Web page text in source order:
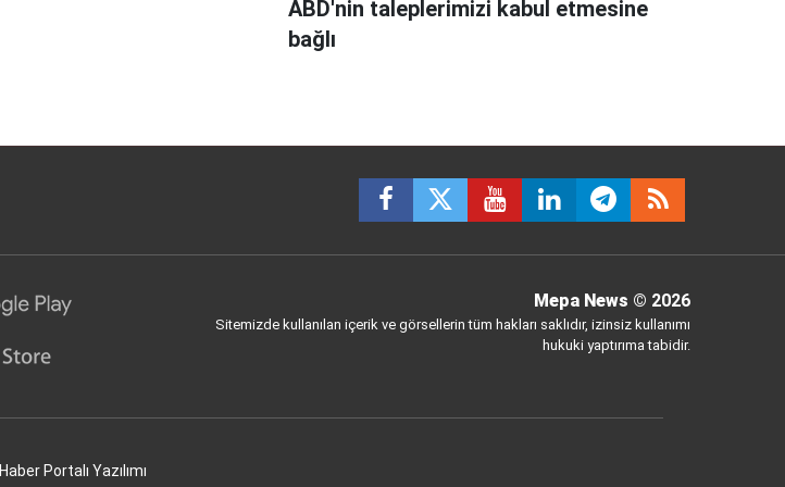
ABD'nin taleplerimizi kabul etmesine
bağlı
Mepa News © 2026
Sitemizde kullanılan içerik ve görsellerin tüm hakları saklıdır, izinsiz kullanımı
hukuki yaptırıma tabidir.
Haber Portalı Yazılımı